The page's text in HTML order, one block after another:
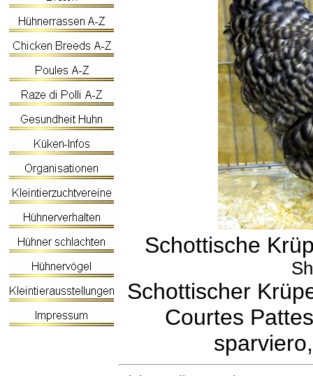
Schottische
Schottischer
Courtes